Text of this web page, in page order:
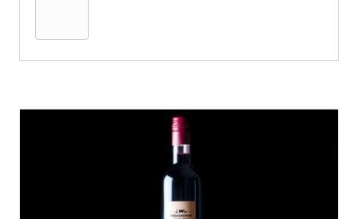
erfahren